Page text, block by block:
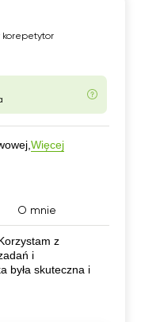
korepetytor
Więcej
O mnie
z
i
była skuteczna i